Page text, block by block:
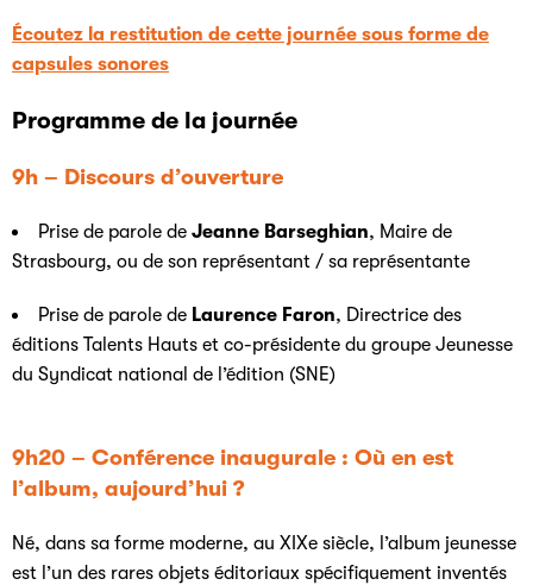
Écoutez la restitution de cette journée sous forme de
capsules sonores
Programme de la journée
9h – Discours d’ouverture
Prise de parole de Jeanne Barseghian, Maire de
Strasbourg, ou de son représentant / sa représentante
Prise de parole de Laurence Faron, Directrice des
éditions Talents Hauts et co-présidente du groupe Jeunesse
du Syndicat national de l’édition (SNE)
9h20 – Conférence inaugurale : Où en est
l’album, aujourd’hui ?
Né, dans sa forme moderne, au XIXe siècle, l’album jeunesse
est l’un des rares objets éditoriaux spécifiquement inventés